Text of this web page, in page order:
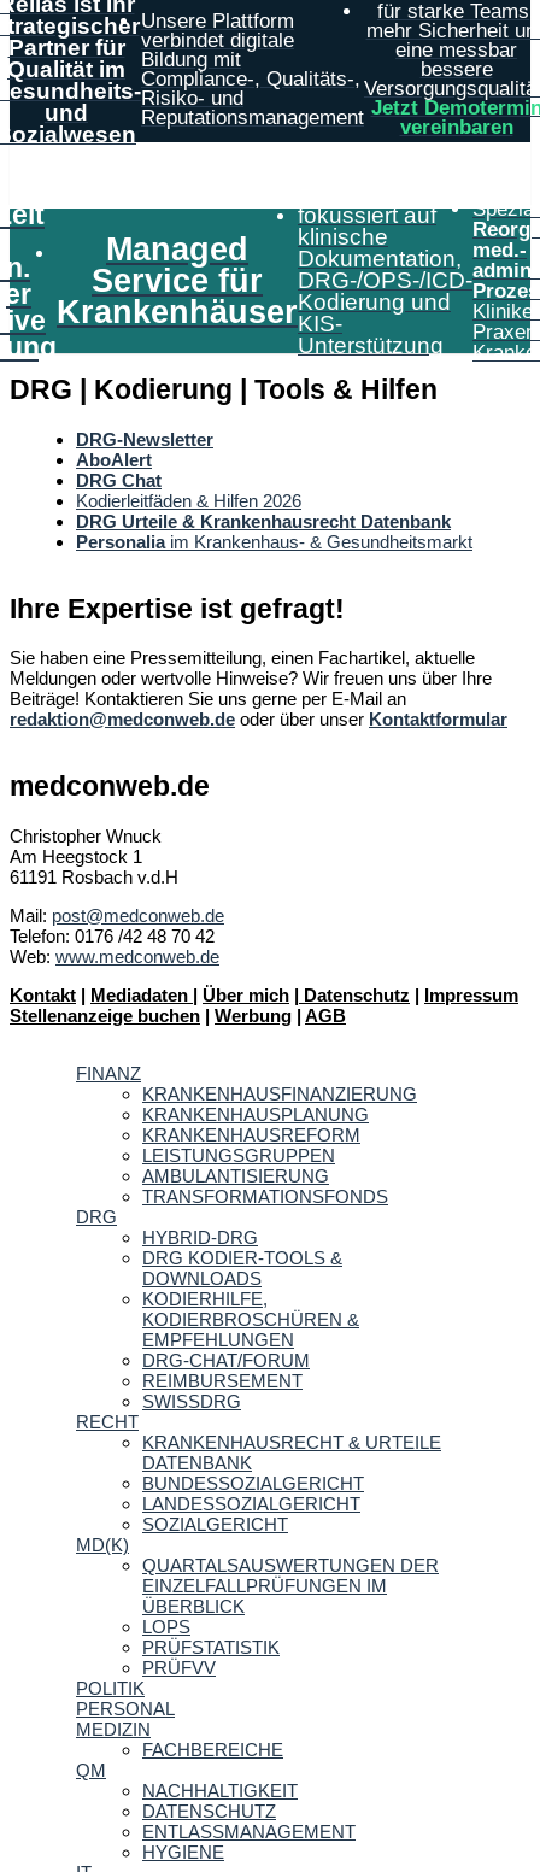
Partner für
Qualität im
und
Unsere Plattform
verbindet digitale
Bildung mit
Compliance-, Qualitäts-,
Risiko- und
Reputationsmanagement
für starke Teams,
mehr Sicherheit
eine messbar
bessere
Jetzt
vereinbaren
Managed
Service für
Krankenhäuser
fokussiert auf
klinische
Dokumentation,
DRG-/OPS-/ICD-
Kodierung und
KIS-
Unterstützung
med.-
DRG | Kodierung | Tools & Hilfen
DRG-Newsletter
AboAlert
DRG Chat
Kodierleitfäden & Hilfen 2026
DRG Urteile & Krankenhausrecht Datenbank
Personaliaim Krankenhaus- & Gesundheitsmarkt
Ihre Expertise ist gefragt!
Sie haben eine Pressemitteilung, einen Fachartikel, aktuelle
Meldungen oder wertvolle Hinweise? Wir freuen uns über Ihre
Beiträge! Kontaktieren Sie uns gerne per E-Mail an
redaktion@medconweb.de oder über unser Kontaktformular
medconweb.de
Christopher Wnuck
Am Heegstock 1
61191 Rosbach v.d.H
Mail: post@medconweb.de
Telefon: 0176 /42 48 70 42
Web: www.medconweb.de
Kontakt | Mediadaten | Über mich | Datenschutz | Impressum
Stellenanzeige buchen | Werbung | AGB
FINANZ
KRANKENHAUSFINANZIERUNG
KRANKENHAUSPLANUNG
KRANKENHAUSREFORM
LEISTUNGSGRUPPEN
AMBULANTISIERUNG
TRANSFORMATIONSFONDS
DRG
HYBRID-DRG
DRG KODIER-TOOLS &
DOWNLOADS
KODIERHILFE,
KODIERBROSCHÜREN &
EMPFEHLUNGEN
DRG-CHAT/FORUM
REIMBURSEMENT
SWISSDRG
RECHT
KRANKENHAUSRECHT & URTEILE
DATENBANK
BUNDESSOZIALGERICHT
LANDESSOZIALGERICHT
SOZIALGERICHT
MD(K)
QUARTALSAUSWERTUNGEN DER
EINZELFALLPRÜFUNGEN IM
ÜBERBLICK
LOPS
PRÜFSTATISTIK
PRÜFVV
POLITIK
PERSONAL
MEDIZIN
FACHBEREICHE
QM
NACHHALTIGKEIT
DATENSCHUTZ
ENTLASSMANAGEMENT
HYGIENE